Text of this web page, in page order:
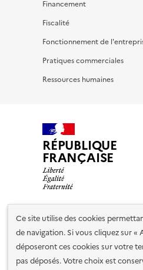
Ce site utilise des cookies
de navigation. Si vous cliquez sur «
déposeront ces cookies sur votre
pas déposés. Votre choix est
Financement
Fiscalité
Fonctionnement de
Pratiques commerciales
Ressources humaines
RÉPUBLIQUE
FRANÇAISE
Nos partenaires
Plan du site Accessibilité